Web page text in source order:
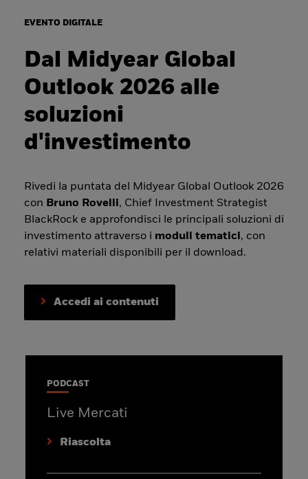
EVENTO DIGITALE
Dal Midyear Global
Outlook 2026 alle
soluzioni
d'investimento
Rivedi la puntata del Midyear Global Outlook 2026
con Bruno Rovelli, Chief Investment Strategist
BlackRock e approfondisci le principali soluzioni di
investimento attraverso i moduli tematici, con
relativi materiali disponibili per il download.
Accedi ai contenuti
PODCAST
Live Mercati
Riascolta